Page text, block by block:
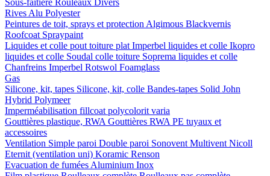
Sous-faîtière Rouleaux Divers
Rives Alu Polyester
Peintures de toit, sprays et protection Algimous Blackvernis
Roofcoat Spraypaint
Liquides et colle pout toiture plat Imperbel liquides et colle Ikopro
liquides et colle Soudal colle toiture Soprema liquides et colle
Chanfreins Imperbel Rotswol Foamglass
Gas
Silicone, kit, tapes Silicone, kit, colle Bandes-tapes Solid John
Hybrid Polymeer
Imperméabilisation fillcoat polycolorit varia
Gouttières plastique, RWA Gouttières RWA PE tuyaux et
accessoires
Ventilation Simple paroi Double paroi Sonovent Multivent Nicoll
Eternit (ventilation uni) Koramic Renson
Evacuation de fumées Aluminium Inox